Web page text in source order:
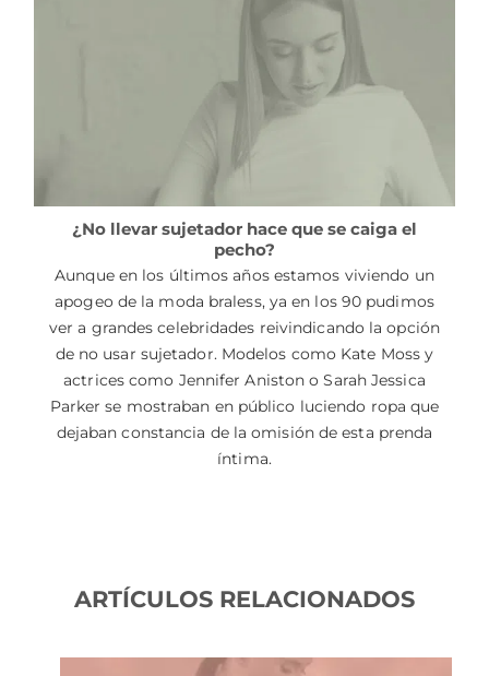
¿No llevar sujetador hace que se caiga el
pecho?
Aunque en los últimos años estamos viviendo un
apogeo de la moda braless, ya en los 90 pudimos
ver a grandes celebridades reivindicando la opción
de no usar sujetador. Modelos como Kate Moss y
actrices como Jennifer Aniston o Sarah Jessica
Parker se mostraban en público luciendo ropa que
dejaban constancia de la omisión de esta prenda
íntima.
ARTÍCULOS RELACIONADOS